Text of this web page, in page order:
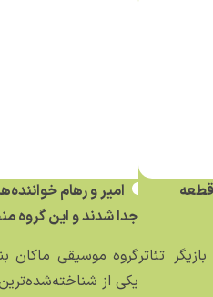
قطعه
تئاتر
امیر و رهام
جدا شدند و این گروه
گروه موسیقی ماکان
یکی از